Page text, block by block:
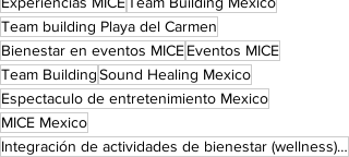
Team building Playa del Carmen
Bienestar en eventos MICEEventos MICE
Team BuildingSound Healing Mexico
Espectaculo de entretenimiento Mexico
MICE Mexico
Integración de actividades de bienestar (wellness) en los eventos MICE